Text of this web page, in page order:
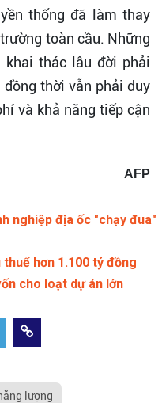
thống đã làm thay
toàn cầu. Những
khai thác lâu đời phải
thời vẫn phải duy
và khả năng tiếp cận
AFP
nghiệp địa ốc "chạy đua"
hơn 1.100 tỷ đồng
cho loạt dự án lớn
lượng